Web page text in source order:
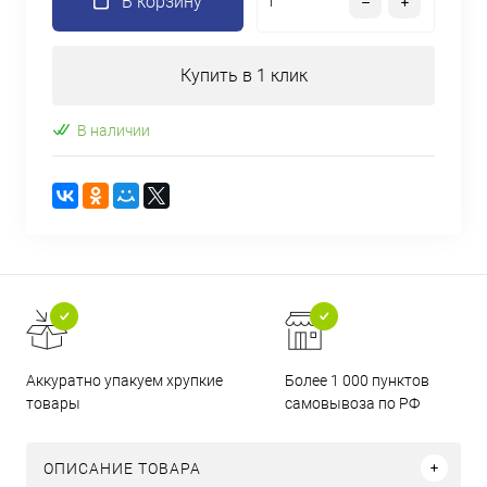
Купить в 1 клик
В наличии
Аккуратно упакуем хрупкие
товары
Более 1 000 пунктов
самовывоза по РФ
ОПИСАНИЕ ТОВАРА